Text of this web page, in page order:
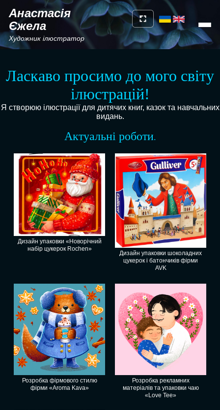
Анастасія
Єжела
Художник ілюстратор
Ласкаво просимо до мого світу
ілюстрацій!
Я створюю ілюстрації для дитячих книг, казок та навчальних
видань.
Актуальні роботи.
Дизайн упаковки «Новорічний
набір цукерок Rochen»
Дизайн упаковки шоколадних
цукерок і батончиків фірми
AVK
Розробка фірмового стилю
фірми «Aroma Kava»
Розробка рекламних
матеріалів та упаковки чаю
«Love Tee»